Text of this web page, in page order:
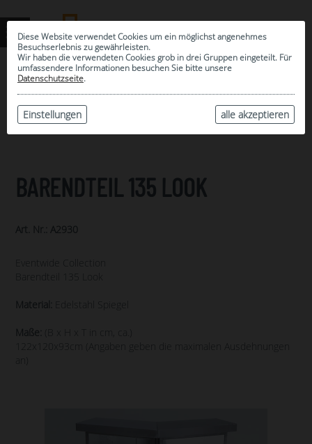
Diese Website verwendet Cookies um ein möglichst angenehmes
Besuchserlebnis zu gewährleisten.
Wir haben die verwendeten Cookies grob in drei Gruppen eingeteilt. Für
umfassendere Informationen besuchen Sie bitte unsere
Datenschutzseite.
alle akzeptieren
Einstellungen
ARCHIV
BARENDTEIL 135 LOOK
Art. Nr.: A2930
Eventwide Collection
Barendteil 135 Look
Material: Edelstahl Spiegel
Maße:
(B x H x T in cm, ca.)
122x120x93cm (Angaben geben die maximalen Ausdehnungen
an)